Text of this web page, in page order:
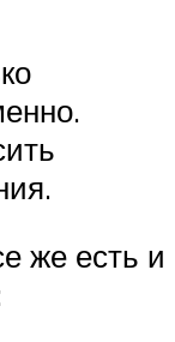
же есть и